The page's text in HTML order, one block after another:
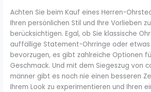
Achten Sie beim Kauf eines Herren-
Ihren persönlichen Stil und Ihre Vorlieben zu
berücksichtigen. Egal, ob Sie klassische
auffällige Statement-Ohrringe oder etwas
bevorzugen, es gibt zahlreiche Optionen
Geschmack. Und mit dem Siegeszug von
männer gibt es noch nie einen besseren
Ihrem Look zu experimentieren und Ihren